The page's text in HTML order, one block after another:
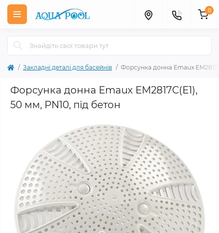
0
Закладні деталі для басейнів Форсунка донна Emaux
Форсунка донна Emaux EM2817C(E1),
50 мм, PN10, під бетон